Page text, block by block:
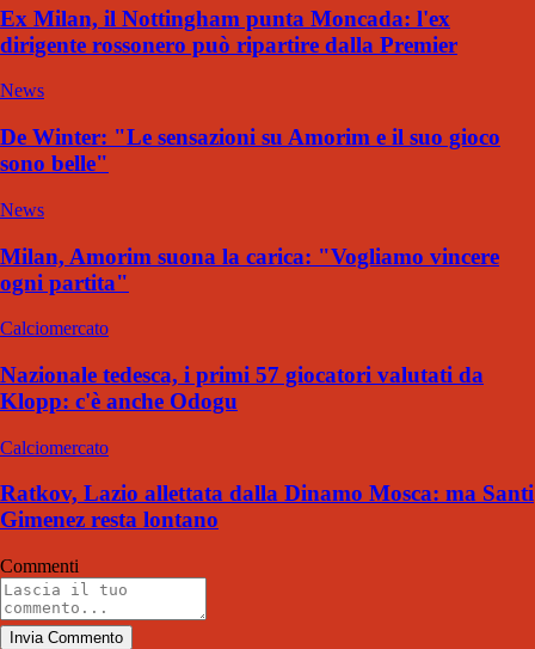
Ex Milan, il Nottingham punta Moncada: l'ex
dirigente rossonero può ripartire dalla Premier
News
De Winter: "Le sensazioni su Amorim e il suo gioco
sono belle"
News
Milan, Amorim suona la carica: "Vogliamo vincere
ogni partita"
Calciomercato
Nazionale tedesca, i primi 57 giocatori valutati da
Klopp: c'è anche Odogu
Calciomercato
Ratkov, Lazio allettata dalla Dinamo Mosca: ma Santi
Gimenez resta lontano
Commenti
Invia Commento